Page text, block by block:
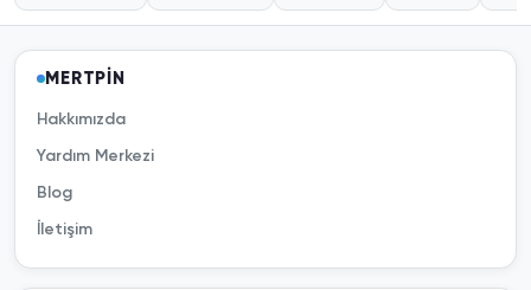
MERTPİN
Hakkımızda
Yardım Merkezi
Blog
İletişim